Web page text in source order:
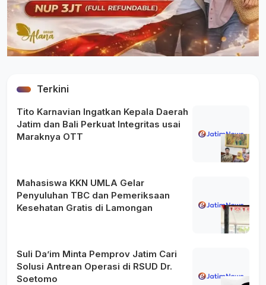
Terkini
Tito Karnavian Ingatkan Kepala Daerah
Jatim dan Bali Perkuat Integritas usai
Maraknya OTT
Mahasiswa KKN UMLA Gelar
Penyuluhan TBC dan Pemeriksaan
Kesehatan Gratis di Lamongan
Suli Da’im Minta Pemprov Jatim Cari
Solusi Antrean Operasi di RSUD Dr.
Soetomo